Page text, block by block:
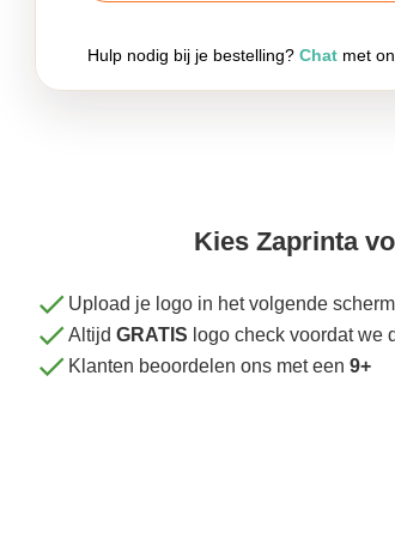
Hulp nodig bij je bestelling? Chat met
Kies Zaprinta
Upload je logo in het volgende scherm
Altijd GRATIS logo check voordat we
Klanten beoordelen ons met een 9+